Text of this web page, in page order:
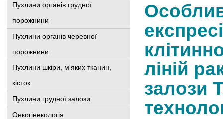
Пухлини органів грудної
порожнини
Пухлини органів черевної
порожнини
Пухлини шкіри, м'яких тканин,
кісток
Пухлини грудної залози
Онкогінекологія
ліній
залози